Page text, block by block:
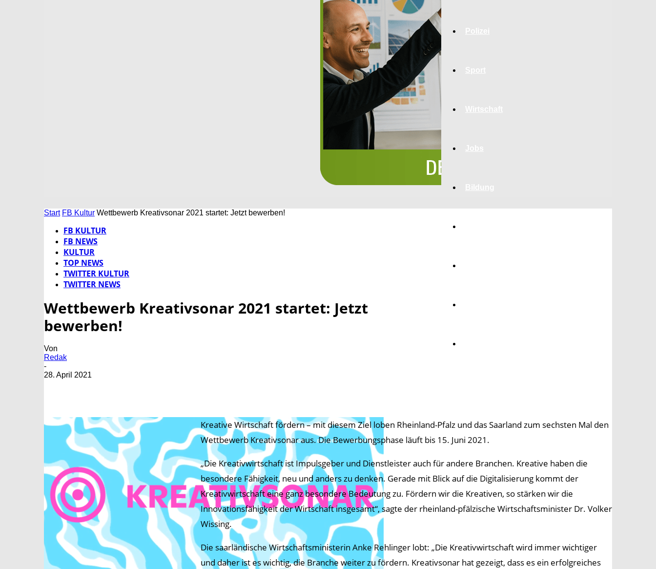
Start FB Kultur Wettbewerb Kreativsonar 2021 startet: Jetzt bewerben!
FB KULTUR
FB NEWS
KULTUR
TOP NEWS
TWITTER KULTUR
TWITTER NEWS
Wettbewerb Kreativsonar 2021 startet: Jetzt
bewerben!
Von
Redak
-
28. April 2021
Kreative Wirtschaft fördern – mit diesem Ziel loben Rheinland-Pfalz und das Saarland zum sechsten Mal den
Wettbewerb Kreativsonar aus. Die Bewerbungsphase läuft bis 15. Juni 2021.
„Die Kreativwirtschaft ist Impulsgeber und Dienstleister auch für andere Branchen. Kreative haben die
besondere Fähigkeit, neu und anders zu denken. Gerade mit Blick auf die Digitalisierung kommt der
Kreativwirtschaft eine ganz besondere Bedeutung zu. Fördern wir die Kreativen, so stärken wir die
Innovationsfähigkeit der Wirtschaft insgesamt“, sagte der rheinland-pfälzische Wirtschaftsminister Dr. Volker
Wissing.
Die saarländische Wirtschaftsministerin Anke Rehlinger lobt: „Die Kreativwirtschaft wird immer wichtiger
und daher ist es wichtig, die Branche weiter zu fördern. Kreativsonar hat gezeigt, dass es ein erfolgreiches